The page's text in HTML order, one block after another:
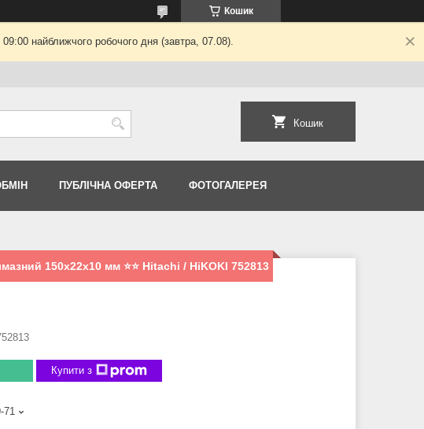
Кошик
найближчого робочого дня (завтра, 07.08).
Кошик
ПУБЛІЧНА ОФЕРТА ФОТОГАЛЕРЕЯ
150х22х10 мм ⭐️⭐️ Hitachi / HiKOKI 752813
Купити з
71